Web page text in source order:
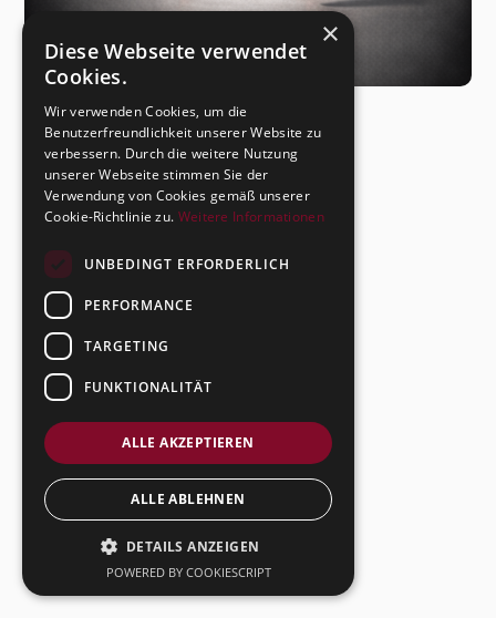
×
Diese Webseite verwendet
Cookies.
Wir verwenden Cookies, um die
Benutzerfreundlichkeit unserer Website zu
verbessern. Durch die weitere Nutzung
unserer Webseite stimmen Sie der
Verwendung von Cookies gemäß unserer
Cookie-Richtlinie zu. Weitere Informationen
UNBEDINGT ERFORDERLICH
PERFORMANCE
TARGETING
FUNKTIONALITÄT
ALLE AKZEPTIEREN
ALLE ABLEHNEN
DETAILS ANZEIGEN
POWERED BY COOKIESCRIPT